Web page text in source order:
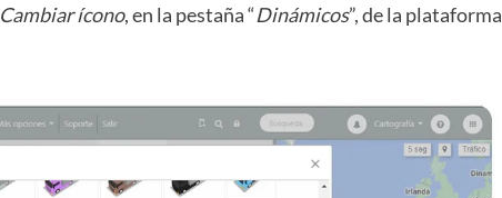
Cambiar ícono, en la pestaña “Dinámicos”, de la plataforma